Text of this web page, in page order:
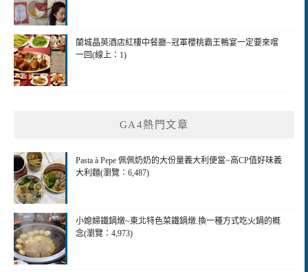
蘭城晶英酒店紅樓中餐廳~冠軍櫻桃霸王鴨宴一定要來嚐
一回(線上：1)
GA4熱門文章
Pasta à Pepe 佩佩奶奶的大份量義大利便當~高CP值好味義
大利麵(瀏覽：6,487)
小媳婦鐵鍋燉~東北特色菜鐵鍋燉.換一種方式吃火鍋的概
念(瀏覽：4,973)